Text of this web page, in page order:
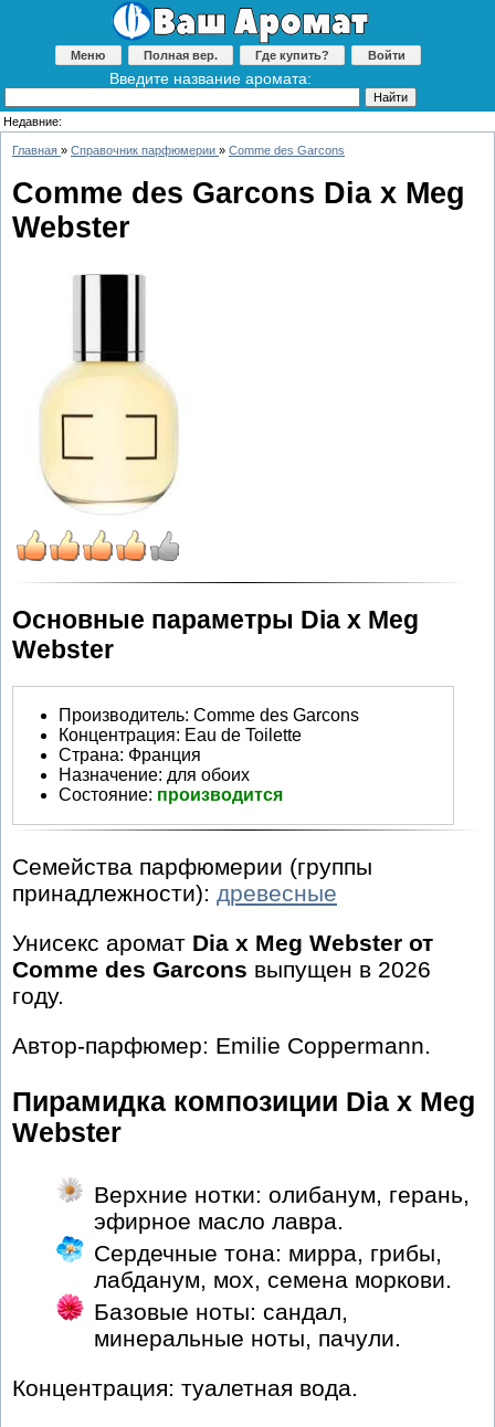
Меню Полная вер. Где купить? Войти
Введите название аромата:
Недавние:
Главная » Справочник парфюмерии » Comme des Garcons
Comme des Garcons Dia x Meg
Webster
Основные параметры Dia x Meg
Webster
Производитель: Comme des Garcons
Концентрация: Eau de Toilette
Страна: Франция
Назначение: для обоих
Состояние: производится
Семейства парфюмерии (группы
принадлежности): древесные
Унисекс аромат Dia x Meg Webster от
Comme des Garcons выпущен в 2026
году.
Автор-парфюмер: Emilie Coppermann.
Пирамидка композиции Dia x Meg
Webster
Верхние нотки: олибанум, герань,
эфирное масло лавра.
Сердечные тона: мирра, грибы,
лабданум, мох, семена моркови.
Базовые ноты: сандал,
минеральные ноты, пачули.
Концентрация: туалетная вода.